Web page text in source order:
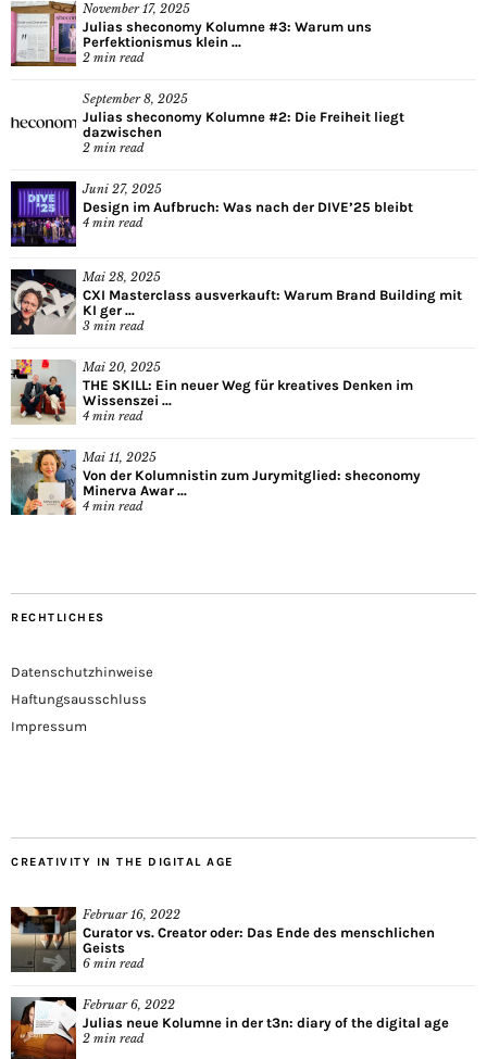
November 17, 2025
Julias sheconomy Kolumne #3: Warum uns
Perfektionismus klein ...
2 min read
September 8, 2025
Julias sheconomy Kolumne #2: Die Freiheit liegt
dazwischen
2 min read
Juni 27, 2025
Design im Aufbruch: Was nach der DIVE’25 bleibt
4 min read
Mai 28, 2025
CXI Masterclass ausverkauft: Warum Brand Building mit
KI ger ...
3 min read
Mai 20, 2025
THE SKILL: Ein neuer Weg für kreatives Denken im
Wissenszei ...
4 min read
Mai 11, 2025
Von der Kolumnistin zum Jurymitglied: sheconomy
Minerva Awar ...
4 min read
RECHTLICHES
Datenschutzhinweise
Haftungsausschluss
Impressum
CREATIVITY IN THE DIGITAL AGE
Februar 16, 2022
Curator vs. Creator oder: Das Ende des menschlichen
Geists
6 min read
Februar 6, 2022
Julias neue Kolumne in der t3n: diary of the digital age
2 min read